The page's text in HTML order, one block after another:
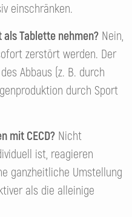
einschränken.
Tablette nehmen? Nein,
zerstört werden. Der
Abbaus (z. B. durch
durch Sport
mit CECD? Nicht
ist, reagieren
ganzheitliche Umstellung
als die alleinige